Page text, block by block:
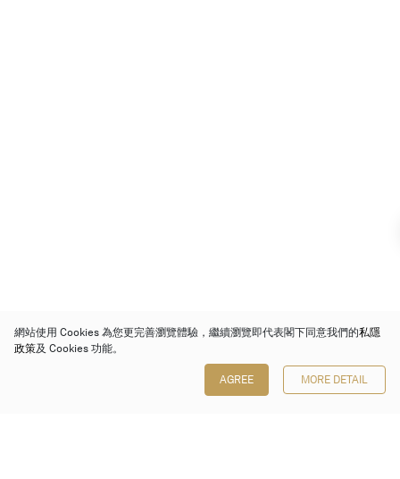
網站使用 Cookies 為您更完善瀏覽體驗，繼續瀏覽即代表閣下同意我們的私隱
政策及 Cookies 功能。
AGREE MORE DETAIL